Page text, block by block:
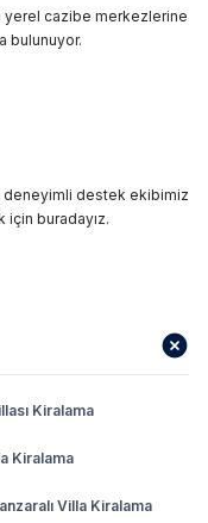
yerel cazibe merkezlerine
bulunuyor.
deneyimli destek ekibimiz
için buradayız.
Kiralama
Kiralama
Villa Kiralama